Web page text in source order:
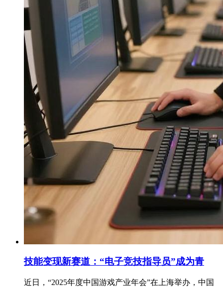
技能变现新赛道：“电子竞技指导员”成为青
近日，“2025年度中国游戏产业年会”在上海举办，中国